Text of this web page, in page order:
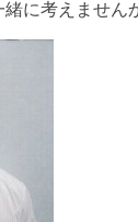
に考えません